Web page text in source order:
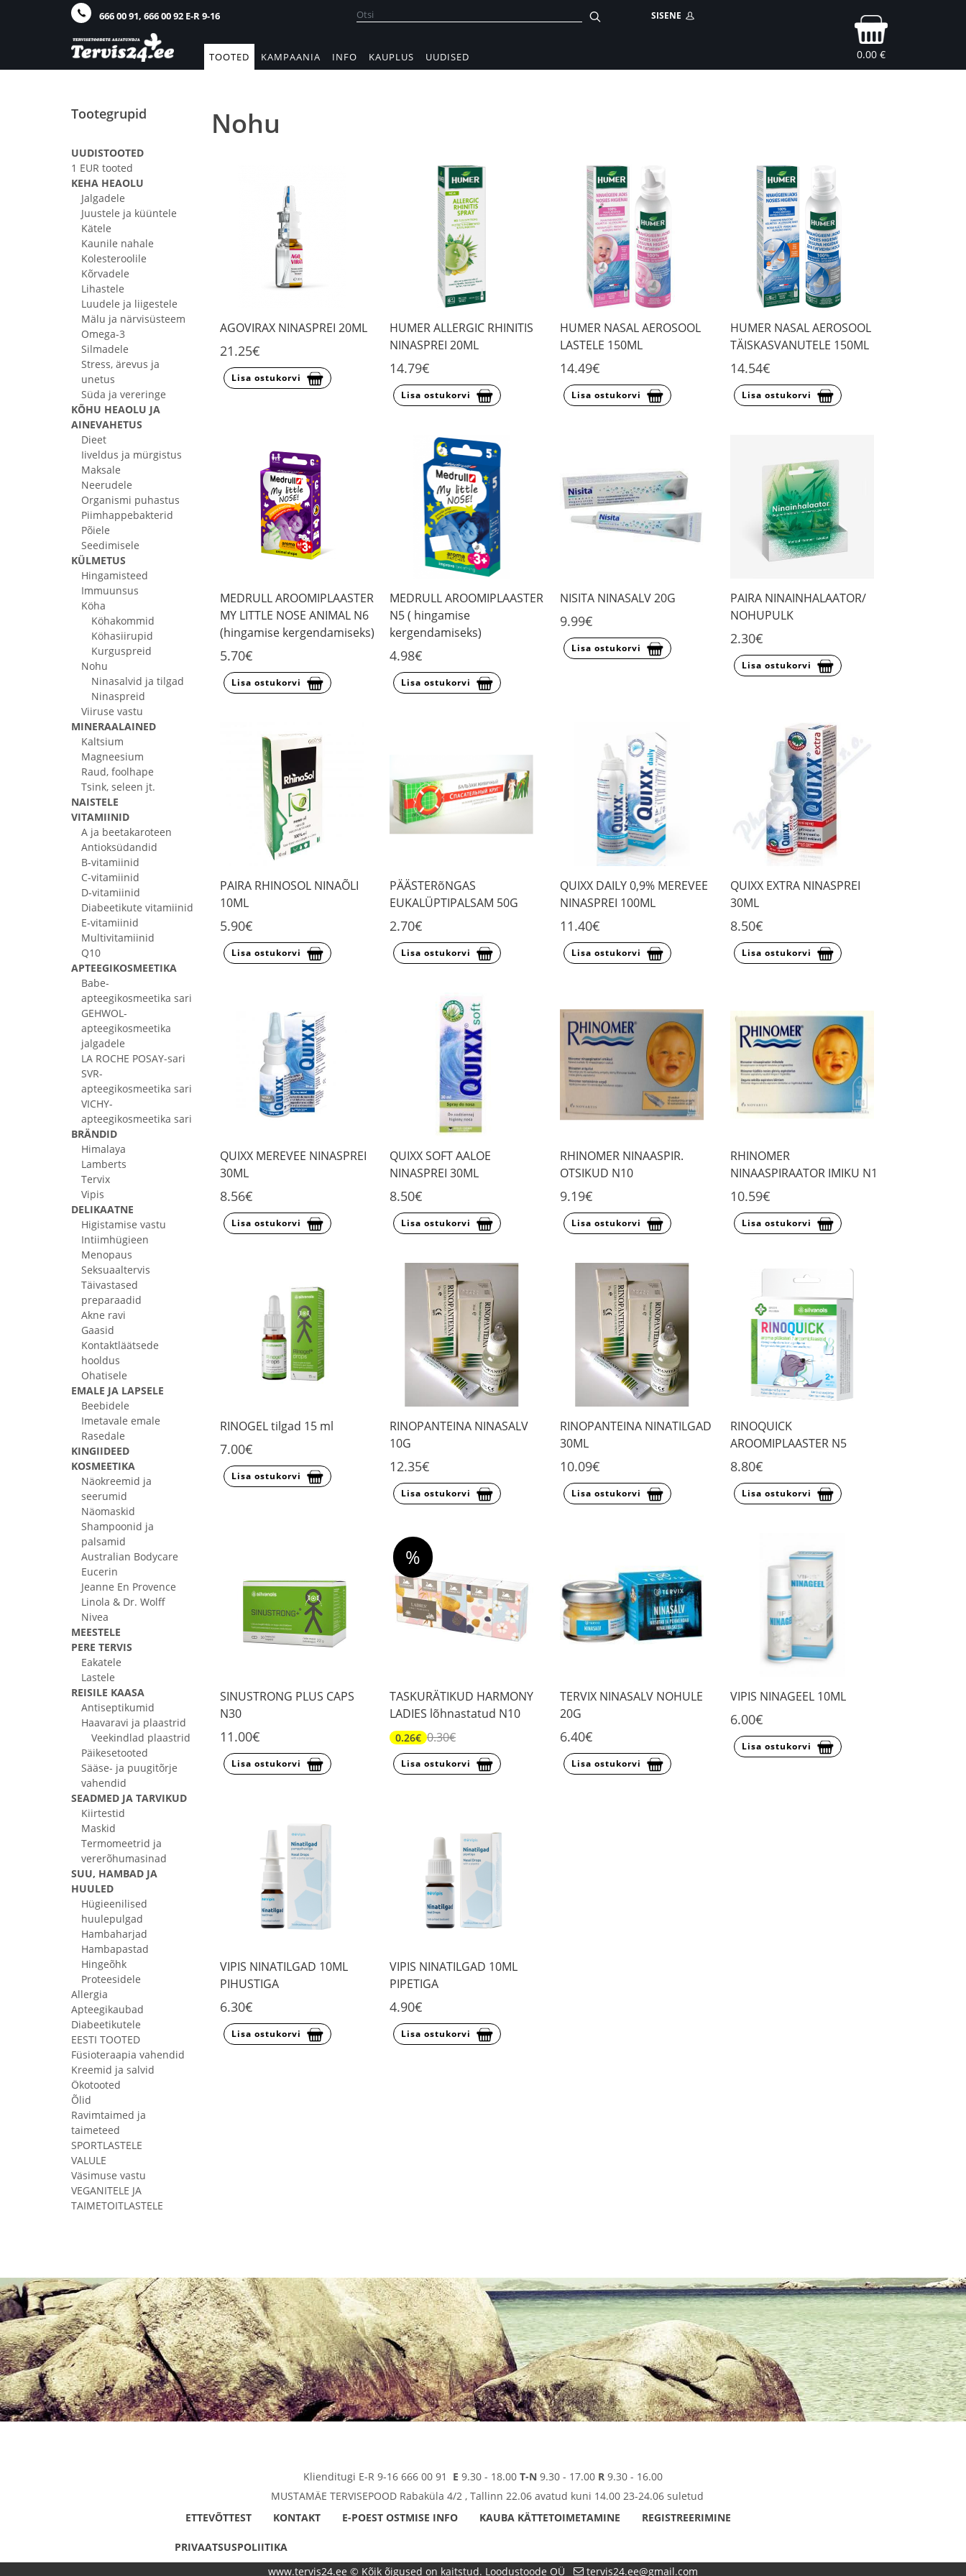
666 00 91, 666 00 92 E-R 9-16 SISENE
TOOTED KAMPAANIA INFO KAUPLUS UUDISED 0.00 €
Tootegrupid
UUDISTOOTED
1 EUR tooted
KEHA HEAOLU
Jalgadele
Juustele ja küüntele
Kätele
Kaunile nahale
Kolesteroolile
Kõrvadele
Lihastele
Luudele ja liigestele
Mälu ja närvisüsteem
Omega-3
Silmadele
Stress, ärevus ja
unetus
Süda ja vereringe
KÕHU HEAOLU JA
AINEVAHETUS
Dieet
Iiveldus ja mürgistus
Maksale
Neerudele
Organismi puhastus
Piimhappebakterid
Põiele
Seedimisele
KÜLMETUS
Hingamisteed
Immuunsus
Köha
Köhakommid
Köhasiirupid
Kurguspreid
Nohu
Ninasalvid ja tilgad
Ninaspreid
Viiruse vastu
MINERAALAINED
Kaltsium
Magneesium
Raud, foolhape
Tsink, seleen jt.
NAISTELE
VITAMIINID
A ja beetakaroteen
Antioksüdandid
B-vitamiinid
C-vitamiinid
D-vitamiinid
Diabeetikute vitamiinid
E-vitamiinid
Multivitamiinid
Q10
APTEEGIKOSMEETIKA
Babe-
apteegikosmeetika sari
GEHWOL-
apteegikosmeetika
jalgadele
LA ROCHE POSAY-sari
SVR-
apteegikosmeetika sari
VICHY-
apteegikosmeetika sari
BRÄNDID
Himalaya
Lamberts
Tervix
Vipis
DELIKAATNE
Higistamise vastu
Intiimhügieen
Menopaus
Seksuaaltervis
Täivastased
preparaadid
Akne ravi
Gaasid
Kontaktläätsede
hooldus
Ohatisele
EMALE JA LAPSELE
Beebidele
Imetavale emale
Rasedale
KINGIIDEED
KOSMEETIKA
Näokreemid ja
seerumid
Näomaskid
Shampoonid ja
palsamid
Australian Bodycare
Eucerin
Jeanne En Provence
Linola & Dr. Wolff
Nivea
MEESTELE
PERE TERVIS
Eakatele
Lastele
REISILE KAASA
Antiseptikumid
Haavaravi ja plaastrid
Veekindlad plaastrid
Päikesetooted
Sääse- ja puugitõrje
vahendid
SEADMED JA TARVIKUD
Kiirtestid
Maskid
Termomeetrid ja
vererõhumasinad
SUU, HAMBAD JA
HUULED
Hügieenilised
huulepulgad
Hambaharjad
Hambapastad
Hingeõhk
Proteesidele
Allergia
Apteegikaubad
Diabeetikutele
EESTI TOOTED
Füsioteraapia vahendid
Kreemid ja salvid
Ökotooted
Õlid
Ravimtaimed ja
taimeteed
SPORTLASTELE
VALULE
Väsimuse vastu
VEGANITELE JA
TAIMETOITLASTELE
Nohu
AGOVIRAX NINASPREI 20ML
21.25€
Lisa ostukorvi
HUMER ALLERGIC RHINITIS
NINASPREI 20ML
14.79€
Lisa ostukorvi
HUMER NASAL AEROSOOL
LASTELE 150ML
14.49€
Lisa ostukorvi
HUMER NASAL AEROSOOL
TÄISKASVANUTELE 150ML
14.54€
Lisa ostukorvi
MEDRULL AROOMIPLAASTER
MY LITTLE NOSE ANIMAL N6
(hingamise kergendamiseks)
5.70€
Lisa ostukorvi
MEDRULL AROOMIPLAASTER
N5 ( hingamise
kergendamiseks)
4.98€
Lisa ostukorvi
NISITA NINASALV 20G
9.99€
Lisa ostukorvi
PAIRA NINAINHALAATOR/
NOHUPULK
2.30€
Lisa ostukorvi
PAIRA RHINOSOL NINAÕLI
10ML
5.90€
Lisa ostukorvi
PÄÄSTERõNGAS
EUKALÜPTIPALSAM 50G
2.70€
Lisa ostukorvi
QUIXX DAILY 0,9% MEREVEE
NINASPREI 100ML
11.40€
Lisa ostukorvi
QUIXX EXTRA NINASPREI
30ML
8.50€
Lisa ostukorvi
QUIXX MEREVEE NINASPREI
30ML
8.56€
Lisa ostukorvi
QUIXX SOFT AALOE
NINASPREI 30ML
8.50€
Lisa ostukorvi
RHINOMER NINAASPIR.
OTSIKUD N10
9.19€
Lisa ostukorvi
RHINOMER
NINAASPIRAATOR IMIKU N1
10.59€
Lisa ostukorvi
RINOGEL tilgad 15 ml
7.00€
Lisa ostukorvi
RINOPANTEINA NINASALV
10G
12.35€
Lisa ostukorvi
RINOPANTEINA NINATILGAD
30ML
10.09€
Lisa ostukorvi
RINOQUICK
AROOMIPLAASTER N5
8.80€
Lisa ostukorvi
SINUSTRONG PLUS CAPS
N30
11.00€
Lisa ostukorvi
%
TASKURÄTIKUD HARMONY
LADIES lõhnastatud N10
0.26€ 0.30€
Lisa ostukorvi
TERVIX NINASALV NOHULE
20G
6.40€
Lisa ostukorvi
VIPIS NINAGEEL 10ML
6.00€
Lisa ostukorvi
VIPIS NINATILGAD 10ML
PIHUSTIGA
6.30€
Lisa ostukorvi
VIPIS NINATILGAD 10ML
PIPETIGA
4.90€
Lisa ostukorvi
Klienditugi E-R 9-16 666 00 91 E 9.30 - 18.00 T-N 9.30 - 17.00 R 9.30 - 16.00
MUSTAMÄE TERVISEPOOD Rabaküla 4/2 , Tallinn 22.06 avatud kuni 14.00 23-24.06 suletud
ETTEVÕTTEST
KONTAKT E-POEST OSTMISE INFO KAUBA KÄTTETOIMETAMINE REGISTREERIMINE
PRIVAATSUSPOLIITIKA
www.tervis24.ee © Kõik õigused on kaitstud. Loodustoode OÜ
tervis24.ee@gmail.com